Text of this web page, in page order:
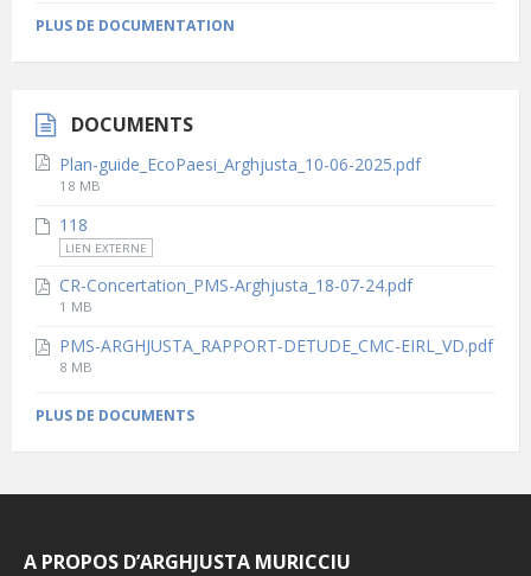
PLUS DE DOCUMENTATION
DOCUMENTS
Plan-guide_EcoPaesi_Arghjusta_10-06-2025.pdf
File
18 MB
118
LIEN EXTERNE
CR-Concertation_PMS-Arghjusta_18-07-24.pdf
File
1 MB
PMS-ARGHJUSTA_RAPPORT-DETUDE_CMC-EIRL_VD.pdf
File
8 MB
PLUS DE DOCUMENTS
A PROPOS D’ARGHJUSTA MURICCIU